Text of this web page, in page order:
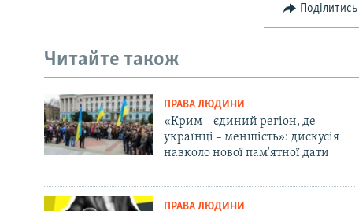
Поділитись
Читайте також
ПРАВА ЛЮДИНИ
«Крим – єдиний регіон, де
українці – меншість»: дискусія
навколо нової пам'ятної дати
ПРАВА ЛЮДИНИ